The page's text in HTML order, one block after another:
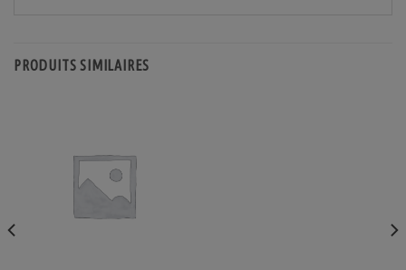
PRODUITS SIMILAIRES